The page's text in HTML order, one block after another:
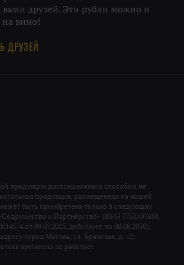
друзей. Эти рубли можно и
вино!
ДРУЗЕЙ
продукции дистанционным способом не
продукция, размещенная на нашей
быть приобретена только в следующих
и Партнёрство» (ИНН 7732107650,
от 09.07.2025, действует по 08.08.2030),
город Москва, ул. Брянская, д. 12,
временно не работает